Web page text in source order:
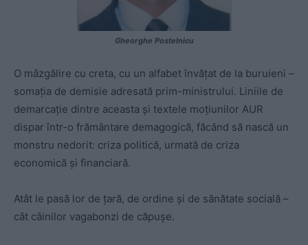
Gheorghe Postelnicu
O mâzgălire cu creta, cu un alfabet învățat de la buruieni –
somația de demisie adresată prim-ministrului. Liniile de
demarcație dintre aceasta și textele moțiunilor AUR
dispar într-o frământare demagogică, făcând să nască un
monstru nedorit: criza politică, urmată de criza
economică și financiară.
Atât le pasă lor de țară, de ordine și de sănătate socială –
cât câinilor vagabonzi de căpușe.